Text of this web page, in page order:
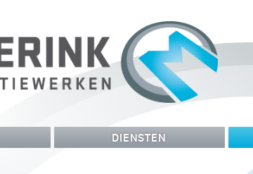
DIENSTEN